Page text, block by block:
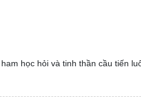
học hỏi và tinh thần cầu tiến